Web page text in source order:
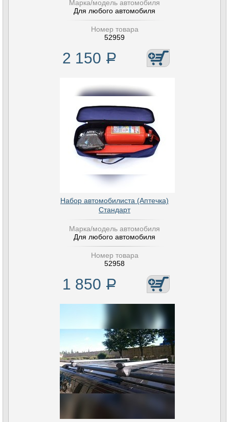
Марка/модель автомобиля
Для любого автомобиля
Номер товара
52959
2 150 Р
Набор автомобилиста (Аптечка)
Стандарт
Марка/модель автомобиля
Для любого автомобиля
Номер товара
52958
1 850 Р